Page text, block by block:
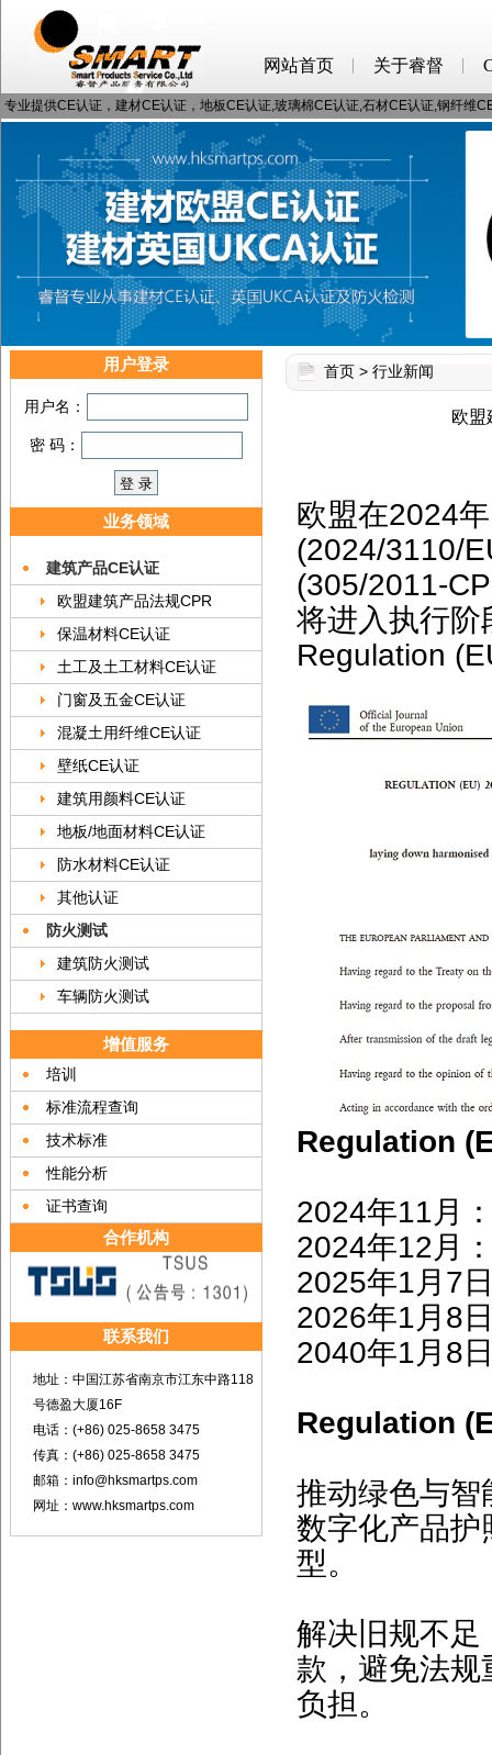
网站首页 关于睿督
专业提供CE认证，建材CE认证，地板CE认证,玻璃棉CE认证,石材CE认证,钢纤维
用户登录
用户名：
密 码：
业务领域
建筑产品CE认证
欧盟建筑产品法规CPR
保温材料CE认证
土工及土工材料CE认证
门窗及五金CE认证
混凝土用纤维CE认证
壁纸CE认证
建筑用颜料CE认证
地板/地面材料CE认证
防水材料CE认证
其他认证
防火测试
建筑防火测试
车辆防火测试
增值服务
培训
标准流程查询
技术标准
性能分析
证书查询
合作机构
联系我们
地址：中国江苏省南京市江东中路118
号德盈大厦16F
电话：(+86) 025-8658 3475
传真：(+86) 025-8658 3475
邮箱：info@hksmartps.com
网址：www.hksmartps.com
首页 > 行业新闻
欧盟
欧盟在2024
(2024/3110/
(305/2011-
将进入执行
Regulation
Regulation
2024年11月
2024年12月
2025年1月7
2026年1月8
2040年1月8
Regulation
推动绿色与智
数字化产品护
型。
解决旧规不足
款，避免法
负担。